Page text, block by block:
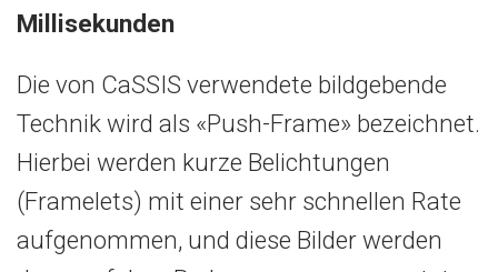
Millisekunden
Die von CaSSIS verwendete bildgebende
Technik wird als «Push-Frame» bezeichnet.
Hierbei werden kurze Belichtungen
(Framelets) mit einer sehr schnellen Rate
aufgenommen, und diese Bilder werden